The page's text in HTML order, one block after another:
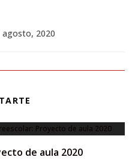
agosto, 2020
de aula 2020